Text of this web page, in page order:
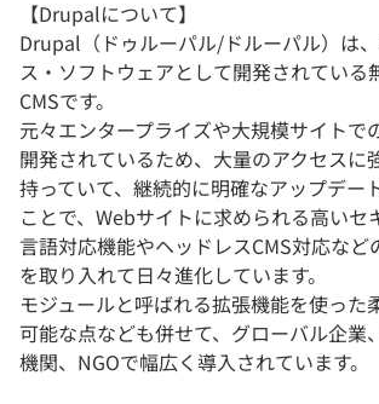
【Drupalについて】
Drupal（ドゥルーパル/ドルーパル）は
ス・ソフトウェアとして開発されている
CMSです。
元々エンタープライズや大規模サイトで
開発されているため、大量のアクセスに
持っていて、継続的に明確なアップデー
ことで、Webサイトに求められる高いセ
言語対応機能やヘッドレスCMS対応など
を取り入れて日々進化しています。
モジュールと呼ばれる拡張機能を使った
可能な点なども併せて、グローバル企業
機関、NGOで幅広く導入されています。